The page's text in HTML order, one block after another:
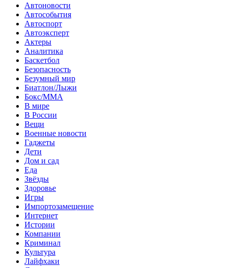
Автоновости
Автособытия
Автоспорт
Автоэксперт
Актеры
Аналитика
Баскетбол
Безопасность
Безумный мир
Биатлон/Лыжи
Бокс/MMA
В мире
В России
Вещи
Военные новости
Гаджеты
Дети
Дом и сад
Еда
Звёзды
Здоровье
Игры
Импортозамещение
Интернет
Истории
Компании
Криминал
Культура
Лайфхаки